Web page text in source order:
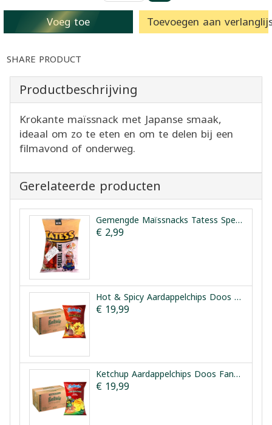
Voeg toe Toevoegen aan
SHARE PRODUCT
Productbeschrijving
Krokante maïssnack met Japanse smaak,
ideaal om zo te eten en om te delen bij een
filmavond of onderweg.
Gerelateerde producten
Gemengde Maïssnacks Tatess Special Mix 150 g
€ 2,99
Hot & Spicy Aardappelchips Doos Fantasia 12x90g
€ 19,99
Ketchup Aardappelchips Doos Fantasia 12x90g
€ 19,99